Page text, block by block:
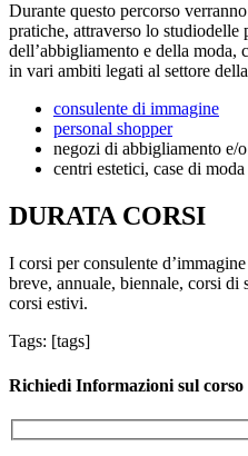
Durante questo percorso
pratiche, attraverso lo studiodelle
dell’abbigliamento e della moda,
in vari ambiti legati al settore
consulente di immagine
personal shopper
negozi di abbigliamento e/
centri estetici, case di moda
DURATA CORSI
I corsi per consulente
breve, annuale, biennale, corsi
corsi estivi.
Tags: [tags]
Richiedi Informazioni sul corso